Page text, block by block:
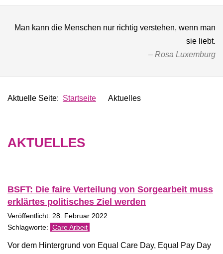
Man kann die Menschen nur richtig verstehen, wenn man
sie liebt.
Rosa Luxemburg
Aktuelle Seite: Startseite Aktuelles
AKTUELLES
BSFT: Die faire Verteilung von Sorgearbeit muss
erklärtes politisches Ziel werden
Veröffentlicht: 28. Februar 2022
Care Arbeit
Vor dem Hintergrund von Equal Care Day, Equal Pay Day